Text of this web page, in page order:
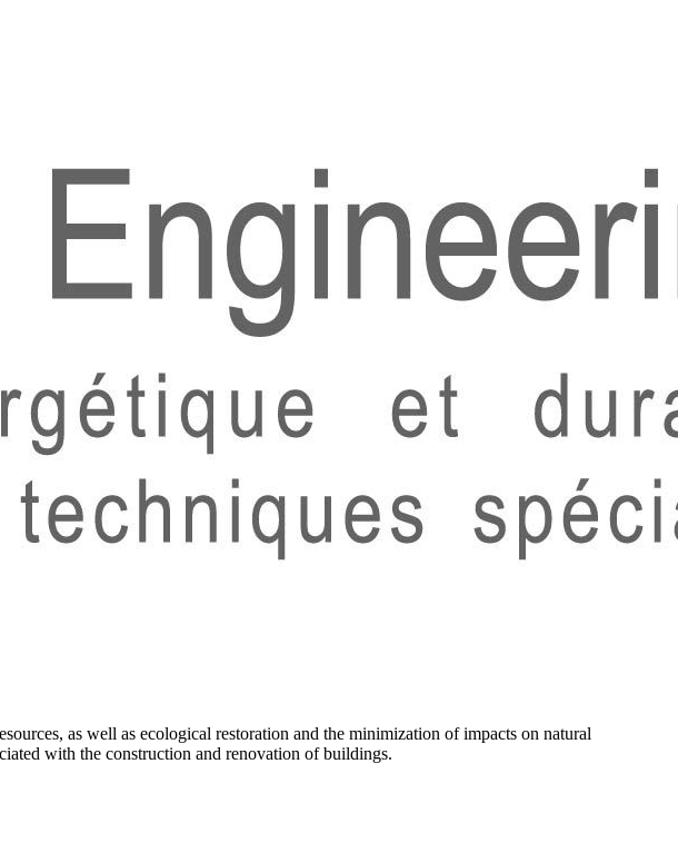
as well as ecological restoration and the minimization of impacts on natural
with the construction and renovation of buildings.